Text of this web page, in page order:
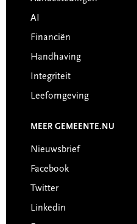
AI
Financiën
Handhaving
Integriteit
Leefomgeving
MEER GEMEENTE.NU
Nieuwsbrief
Facebook
Twitter
Linkedin